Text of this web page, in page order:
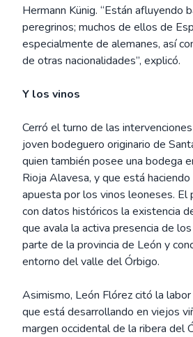
Hermann Künig. “Están afluyendo
peregrinos; muchos de ellos de
especialmente de alemanes, así
de otras nacionalidades”, explicó.
Y los vinos
Cerró el turno de las
joven bodeguero originario de
quien también posee una bodega
Rioja Alavesa, y que está
apuesta por los vinos leoneses. El
con datos históricos la existencia
que avala la activa presencia de
parte de la provincia de León y
entorno del valle del Órbigo.
Asimismo, León Flórez citó la labor
que está desarrollando en viejos
margen occidental de la ribera del